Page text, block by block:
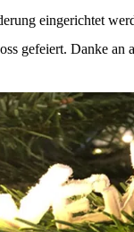
eingerichtet
gefeiert. Danke an